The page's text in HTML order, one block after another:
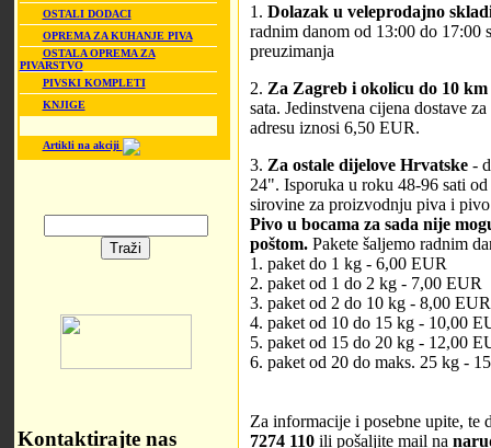
OSTALI DODACI
OPREMA ZA KUHANJE PIVA
OSTALA OPREMA ZA
PIVARSTVO
PIVSKI KOMPLETI
KNJIGE
Artikli na akciji
Kontaktirajte nas
1. Dolazak u veleprodajno
radnim danom od 13:00 do
preuzimanja
2. Za Zagreb i okolicu do 10 km
sata. Jedinstvena cijena dostave
adresu iznosi 6,50 EUR.
3. Za ostale dijelove Hrvatske-
24". Isporuka u roku 48-96 sati
sirovine za proizvodnju piva i
Pivo u bocama za sada nije
poštom.Pakete šaljemo radnim
1. paket do 1 kg - 6,00 EUR
2. paket od 1 do 2 kg - 7,00 EUR
3. paket od 2 do 10 kg - 8,00 EUR
4. paket od 10 do 15 kg - 10,00
5. paket od 15 do 20 kg - 12,00
6. paket od 20 do maks. 25 kg -
Za informacije i posebne upite,
7274 110ili pošaljite mail na